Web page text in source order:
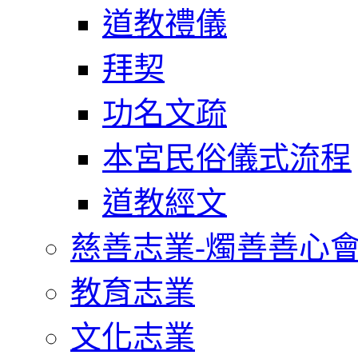
道教禮儀
拜契
功名文疏
本宮民俗儀式流程
道教經文
慈善志業-燭善善心
教育志業
文化志業